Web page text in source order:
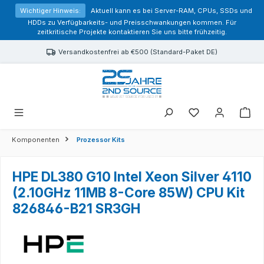
springen
Wichtiger Hinweis:
Aktuell kann es bei Server-RAM, CPUs, SSDs und
HDDs zu Verfügbarkeits- und Preisschwankungen kommen. Für
zeitkritische Projekte kontaktieren Sie uns bitte frühzeitig.
Versandkostenfrei ab €500 (Standard-Paket DE)
Sie haben 0
Komponenten Prozessor Kits
HPE DL380 G10 Intel Xeon Silver 4110
(2.10GHz 11MB 8-Core 85W) CPU Kit
826846-B21 SR3GH